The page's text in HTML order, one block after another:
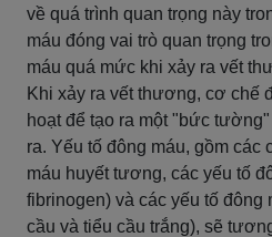
về quá trình quan trọng này
máu đóng vai trò quan trọng
máu quá mức khi xảy ra vết
Khi xảy ra vết thương, cơ chế
hoạt để tạo ra một "bức
ra. Yếu tố đông máu, gồm các
máu huyết tương, các yếu tố
fibrinogen) và các yếu tố đông
cầu và tiểu cầu trắng), sẽ